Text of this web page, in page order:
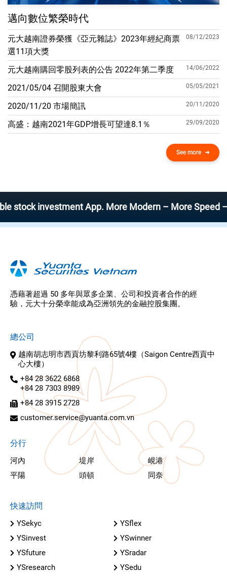
邁向數位繁榮時代
元大越南證券榮獲《亞元雜誌》2023年經紀商票
選11項大獎
08/12/2023
元大越南購回零股列表的公告 2022年第二季度 14/06/2022
2021/05/04 召開股東大會 05/05/2021
2020/11/20 市場簡訊 20/11/2020
高盛：越南2021年GDP增​​長可望達8.1％ 29/09/2020
See more
App. More Modern – More Speed – More
憑藉著超過 50 多年與眾多企業、公司和投資者合作的經
驗，元大十分榮幸能成為亞洲領先的金融控股集團。
總公司
越南胡志明市西貢坊黎利路65號4樓（Saigon Centre西貢中
心大樓）
+84 28 3622 6868
+84 28 7303 8989
+84 28 3915 2728
customer.service@yuanta.com.vn
分行
河內 堤岸
峴港
平陽
頭頓 同奈
快速訪問
YSekyc
YSflex
YSinvest
YSwinner
YSfuture
YSradar
YSresearch
YSedu